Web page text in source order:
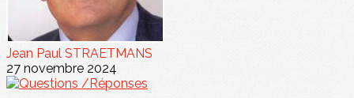
Jean Paul STRAETMANS
27 novembre 2024